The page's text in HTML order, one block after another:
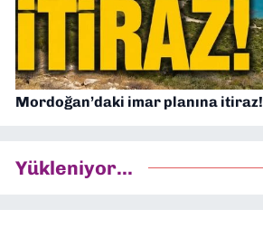
Mordoğan’daki imar planına itiraz!
Yükleniyor...